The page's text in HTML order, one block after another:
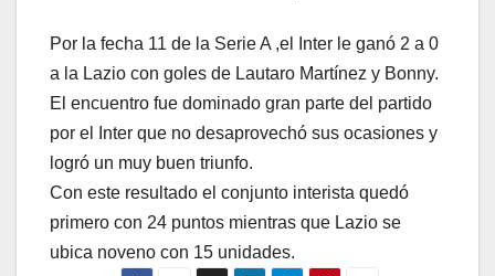
Por la fecha 11 de la Serie A ,el Inter le ganó 2 a 0
a la Lazio con goles de Lautaro Martínez y Bonny.
El encuentro fue dominado gran parte del partido
por el Inter que no desaprovechó sus ocasiones y
logró un muy buen triunfo.
Con este resultado el conjunto interista quedó
primero con 24 puntos mientras que Lazio se
ubica noveno con 15 unidades.